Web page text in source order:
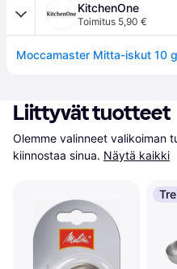
KitchenOne
Toimitus 5,90 €
Liittyvät tuotteet
Olemme valinneet valikoiman
kiinnostaa sinua. Näytä kaikki